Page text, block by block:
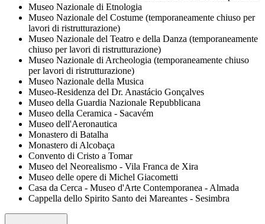
Museo Nazionale di Etnologia
Museo Nazionale del Costume (temporaneamente chiuso per
lavori di ristrutturazione)
Museo Nazionale del Teatro e della Danza (temporaneamente
chiuso per lavori di ristrutturazione)
Museo Nazionale di Archeologia (temporaneamente chiuso
per lavori di ristrutturazione)
Museo Nazionale della Musica
Museo-Residenza del Dr. Anastácio Gonçalves
Museo della Guardia Nazionale Repubblicana
Museo della Ceramica - Sacavém
Museo dell'Aeronautica
Monastero di Batalha
Monastero di Alcobaça
Convento di Cristo a Tomar
Museo del Neorealismo - Vila Franca de Xira
Museo delle opere di Michel Giacometti
Casa da Cerca - Museo d'Arte Contemporanea - Almada
Cappella dello Spirito Santo dei Mareantes - Sesimbra